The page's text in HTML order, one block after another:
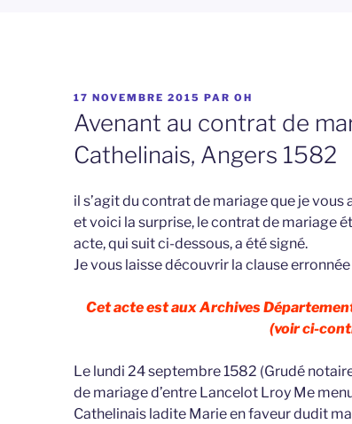
PUBLIÉ
LE
17 NOVEMBRE 2015 PAR OH
Avenant au contrat de
Cathelinais, Angers 1582
il s’agit du contrat de mariage que je vous
et voici la surprise, le contrat de mariage
acte, qui suit ci-dessous, a été signé.
Je vous laisse découvrir la clause erronnée
Cet acte est aux Archives
(voir ci-
Le lundi 24 septembre 1582 (Grudé
de mariage d’entre Lancelot Lroy Me
Cathelinais ladite Marie en faveur dudit